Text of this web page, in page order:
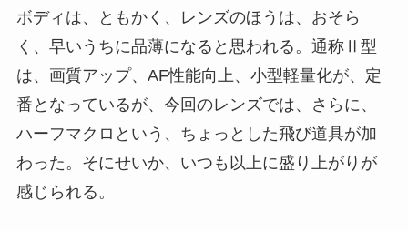
ボディは、ともかく、レンズのほうは、おそら
く、早いうちに品薄になると思われる。通称Ⅱ型
は、画質アップ、AF性能向上、小型軽量化が、定
番となっているが、今回のレンズでは、さらに、
ハーフマクロという、ちょっとした飛び道具が加
わった。そにせいか、いつも以上に盛り上がりが
感じられる。